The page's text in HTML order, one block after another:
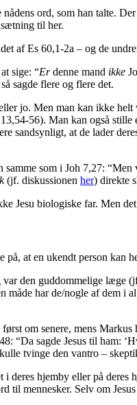
ord, som han talte.
til her.
af Es 60,1-2a – og de
sige: “Erdenne mand ikke
sagde flere og flere det.
jo. Men man kan ikke
56). Man kan også
at de lader
som i Joh 7,27:
(jf. diskussionen her) direkte
Jesu biologiske far. Men
at en ukendt person kan
var den guddommelige læge
måde har de/nogle af
om senere, mens
“Da sagde Jesus til ham:
tvinge den vantro –
hjemby eller på deres
til mennesker. Selv om